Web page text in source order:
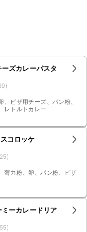
ズカレーパスタ
)
ピザ用チーズ、パン粉、
レトルトカレー
コロッケ
25)
薄力粉、卵、パン粉、ピザ
ーカレードリア
55)